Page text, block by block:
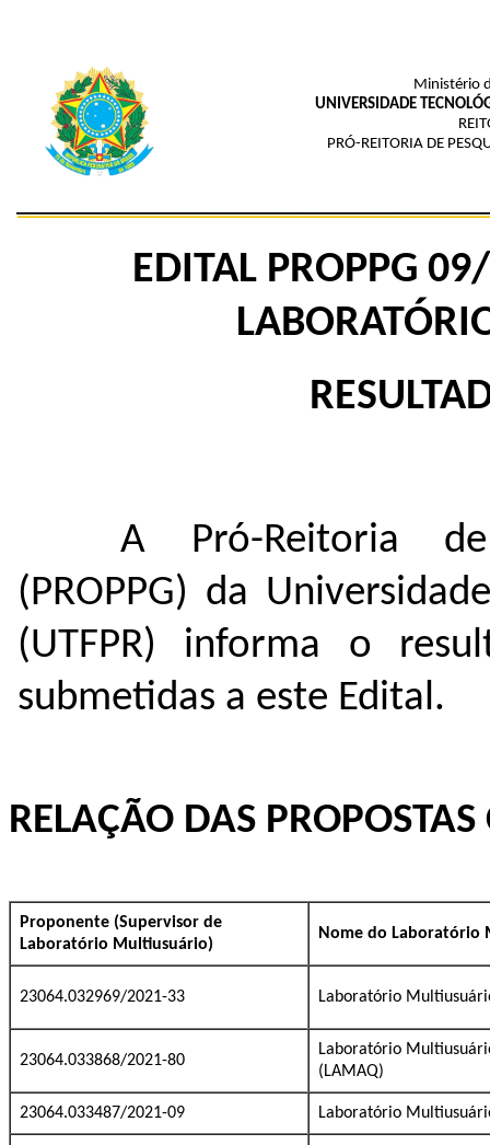
Ministério
UNIVERSIDADE
PRÓ-REITORIA DE
EDITAL PROPPG
A Pró-Reitoria
(PROPPG) da
(UTFPR) informa o
submetidas a este Edital.
RELAÇÃO DAS
Proponente (Supervisor de
Laboratório Multiusuário)
Nome do Laboratório
23064.032969/2021-33 Laboratório
23064.033868/2021-80
Laboratório
(LAMAQ)
23064.033487/2021-09 Laboratório